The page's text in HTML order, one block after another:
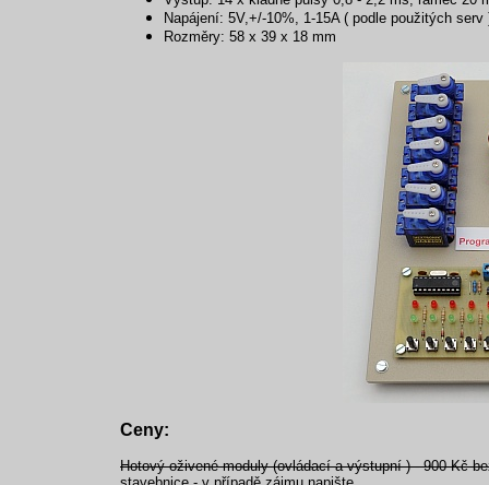
Napájení: 5V,+/-10%, 1-15A ( podle použitých serv
Rozměry: 58 x 39 x 18 mm
Ceny:
Hotový oživené moduly (ovládací a výstupní ) - 900 Kč